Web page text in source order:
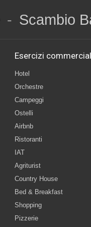
- Scambio
Esercizi
Hotel
Orchestre
Campeggi
Ostelli
Airbnb
Ristoranti
IAT
Agriturist
Country House
Bed & Breakfast
Shopping
Pizzerie